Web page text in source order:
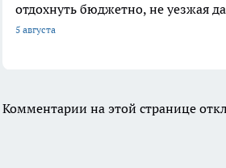
отдохнуть бюджетно, не уезжая
5 августа
Комментарии на этой странице